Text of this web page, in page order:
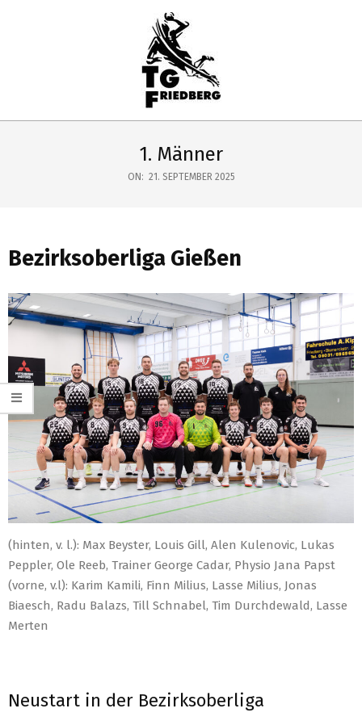
TG
FRIEDBERG
HANDBALL
1. Männer
ON: 21. SEPTEMBER 2025
Bezirksoberliga Gießen
(hinten, v. l.): Max Beyster, Louis Gill, Alen Kulenovic, Lukas
Peppler, Ole Reeb, Trainer George Cadar, Physio Jana Papst
(vorne, v.l): Karim Kamili, Finn Milius, Lasse Milius, Jonas
Biaesch, Radu Balazs, Till Schnabel, Tim Durchdewald, Lasse
Merten
Neustart in der Bezirksoberliga